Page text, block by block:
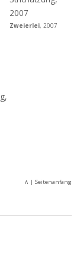
Zweierlei, 2007
∧ | Seitenanfang